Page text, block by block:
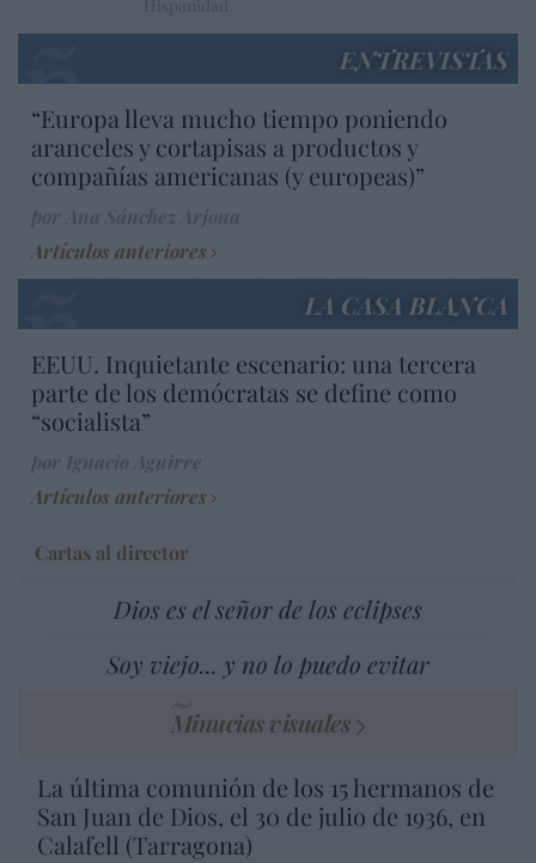
ENTREVISTAS
“Europa lleva mucho tiempo poniendo
aranceles y cortapisas a productos y
compañías americanas (y europeas)”
Artículos anteriores
LA CASA BLANCA
EEUU. Inquietante escenario: una tercera
parte de los demócratas se define como
“socialista”
Artículos anteriores
Cartas al director
Dios es el señor de los eclipses
Soy viejo... y no lo puedo evitar
Minucias visuales
La última comunión de los 15 hermanos de
San Juan de Dios, el 30 de julio de 1936, en
Calafell (Tarragona)